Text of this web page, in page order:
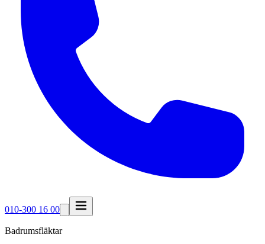
010-300 16 00
Badrumsfläktar